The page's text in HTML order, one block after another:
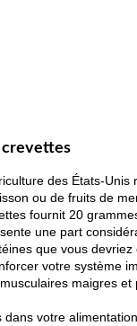
crevettes
des États-Unis
ou de fruits de
fournit 20
une part
que vous devriez
votre système
maigres et
dans votre